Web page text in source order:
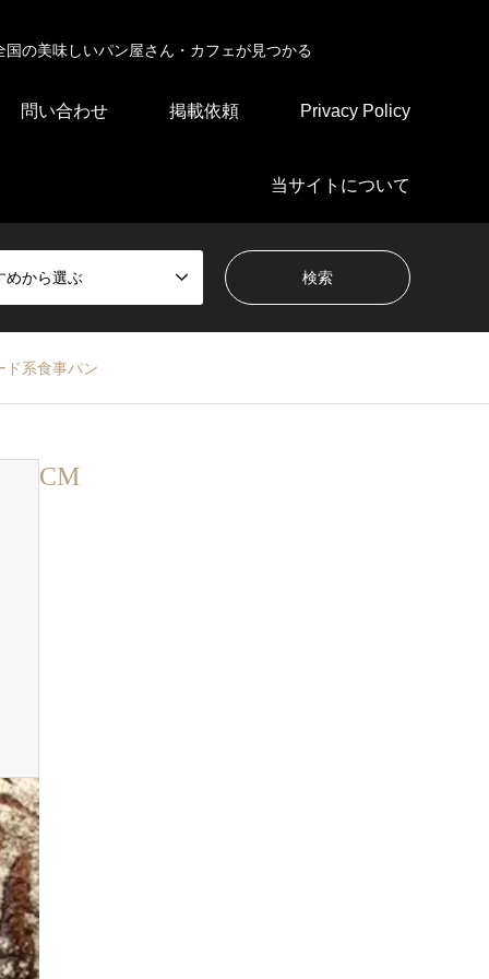
の美味しいパン屋さん・カフェが見つかる
問い合わせ 掲載依頼 Privacy Policy
当サイトについて
めから選ぶ
ド系食事パン
CM